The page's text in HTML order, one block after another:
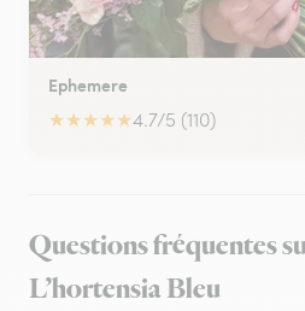
Ephemere
★★★★★4.7/5 (110)
Questions fréquentes
L’hortensia Bleu